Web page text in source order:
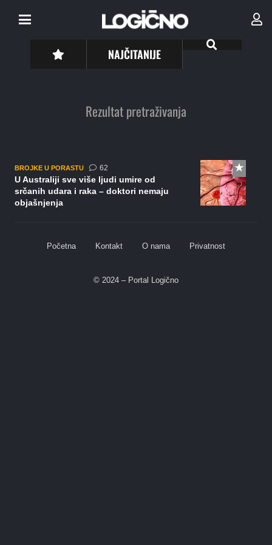
NAJČITANIJE
Rezultat pretraživanja
BROJKE U PORASTU 62komentara
U Australiji sve više ljudi umire od
srčanih udara i raka – doktori nemaju
objašnjenja
Početna Kontakt O nama Privatnost
© 2024 – Portal Logično